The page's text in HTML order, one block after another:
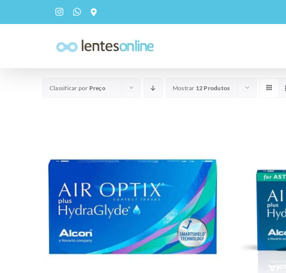
InstagramWhatsApp
Custom
Classificar por Preço Mostrar 12 Produtos